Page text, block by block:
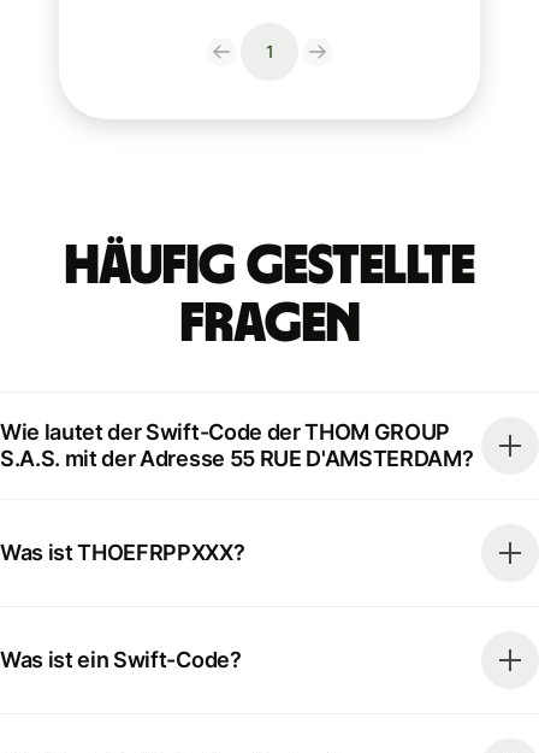
1
Häufig gestellte
Fragen
Wie lautet der Swift-Code der THOM GROUP
S.A.S. mit der Adresse 55 RUE D'AMSTERDAM?
Was ist THOEFRPPXXX?
Was ist ein Swift-Code?